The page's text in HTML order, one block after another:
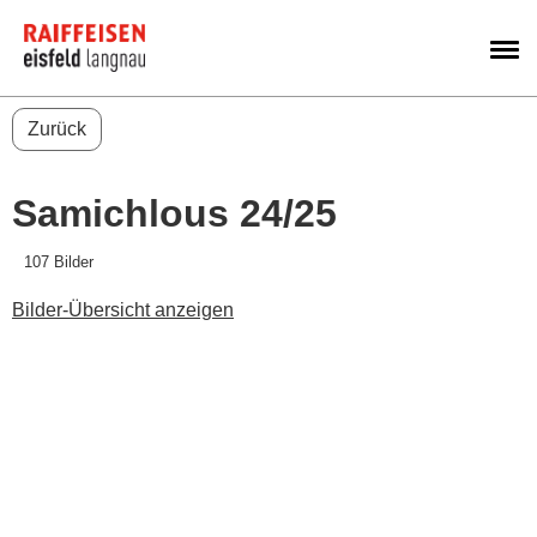
Zurück
Samichlous 24/25
107 Bilder
Bilder-Übersicht anzeigen